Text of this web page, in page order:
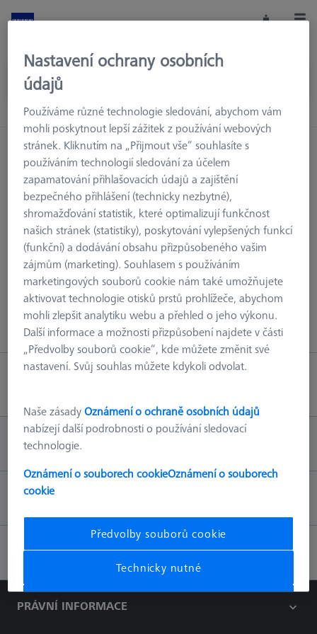
Domů
Příslušenství strojů
Souřadnicové měřicí stroje
Výměnné zásobníky
MSR pro dotykový měřicí stroj
Multi Sensor Racks (MSR)
Multi Sensor Racks (MSR)
INFORMACE
KONTAKT
SOCIÁLNÍ MÉDIA
PRÁVNÍ INFORMACE
Nastavení ochrany osobních
údajů
Používáme různé technologie sledování, abychom vám
mohli poskytnout lepší zážitek z používání webových
stránek. Kliknutím na „Přijmout vše“ souhlasíte s
používáním technologií sledování za účelem
zapamatování přihlašovacích údajů a zajištění
bezpečného přihlášení (technicky nezbytné),
shromažďování statistik, které optimalizují funkčnost
našich stránek (statistiky), poskytování vylepšených funkcí
(funkční) a dodávání obsahu přizpůsobeného vašim
zájmům (marketing). Souhlasem s používáním
marketingových souborů cookie nám také umožňujete
aktivovat technologie otisků prstů prohlížeče, abychom
mohli zlepšit analytiku webu a přehled o jeho výkonu.
Další informace a možnosti přizpůsobení najdete v části
„Předvolby souborů cookie“, kde můžete změnit své
nastavení. Svůj souhlas můžete kdykoli odvolat.
Naše zásadyOznámení o ochraně osobních údajů
nabízejí další podrobnosti o používání sledovací
technologie.
Oznámení o souborech cookieOznámení o souborech
cookie
Předvolby souborů cookie
Technicky nutné
Přijmout vše